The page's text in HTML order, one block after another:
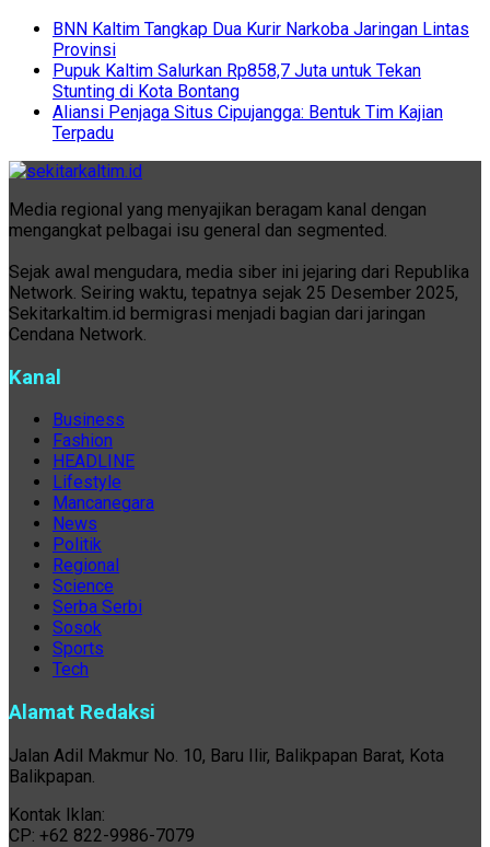
BNN Kaltim Tangkap Dua Kurir Narkoba Jaringan Lintas
Provinsi
Pupuk Kaltim Salurkan Rp858,7 Juta untuk Tekan
Stunting di Kota Bontang
Aliansi Penjaga Situs Cipujangga: Bentuk Tim Kajian
Terpadu
Media regional yang menyajikan beragam kanal dengan
mengangkat pelbagai isu general dan segmented.
Sejak awal mengudara, media siber ini jejaring dari Republika
Network. Seiring waktu, tepatnya sejak 25 Desember 2025,
Sekitarkaltim.id bermigrasi menjadi bagian dari jaringan
Cendana Network.
Kanal
Business
Fashion
HEADLINE
Lifestyle
Mancanegara
News
Politik
Regional
Science
Serba Serbi
Sosok
Sports
Tech
Alamat Redaksi
Jalan Adil Makmur No. 10, Baru Ilir, Balikpapan Barat, Kota
Balikpapan.
Kontak Iklan:
CP: +62 822-9986-7079